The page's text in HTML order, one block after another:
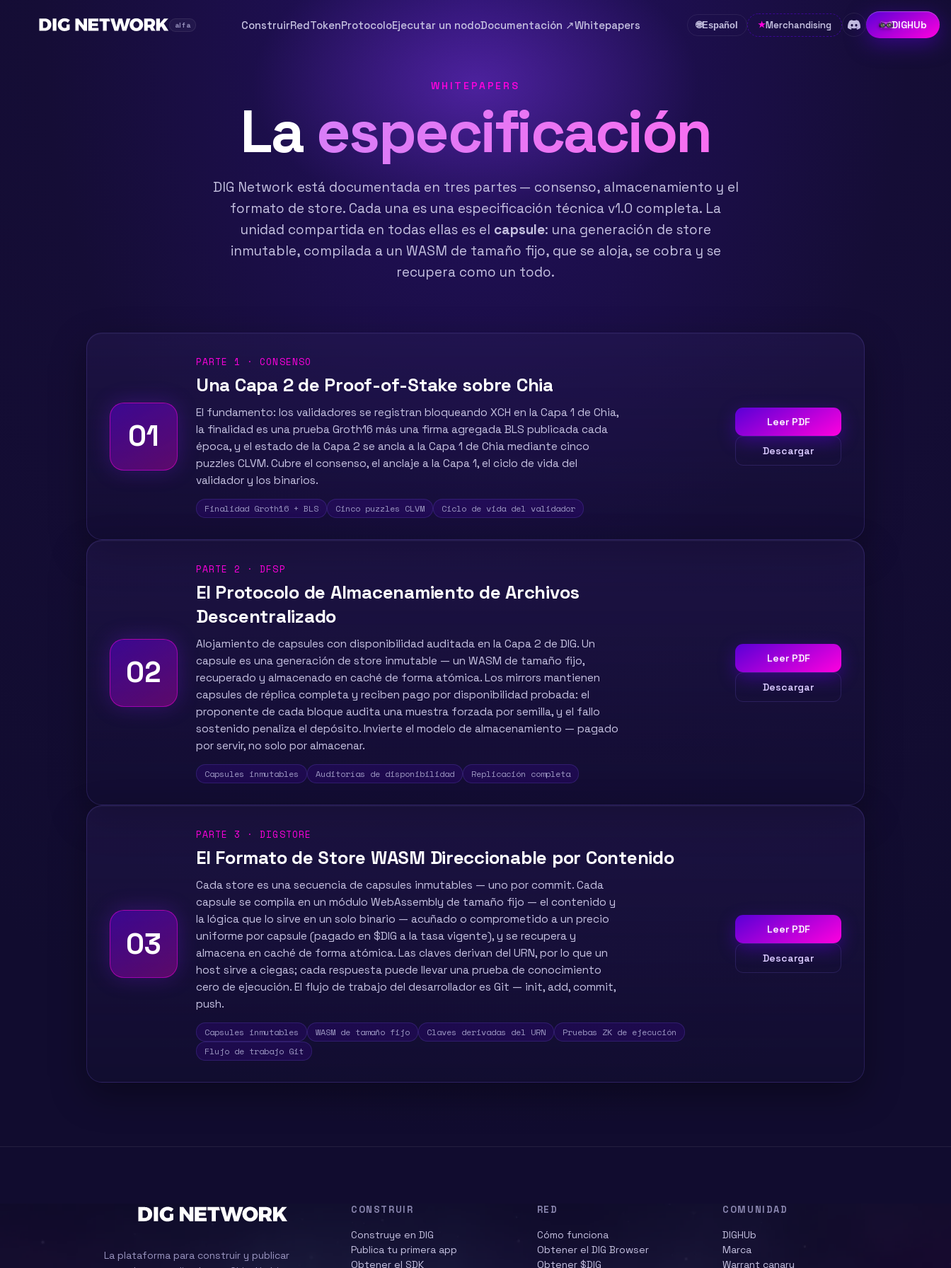
alfa ConstruirRedTokenProtocoloEjecutar un nodoDocumentación ↗Whitepapers 🌐Español ★Merchandising DIGHUb
WHITEPAPERS
La especificación
DIG Network está documentada en tres partes — consenso, almacenamiento y el
formato de store. Cada una es una especificación técnica v1.0 completa. La
unidad compartida en todas ellas es el capsule: una generación de store
inmutable, compilada a un WASM de tamaño fijo, que se aloja, se cobra y se
recupera como un todo.
01
PARTE 1 · CONSENSO
Una Capa 2 de Proof-of-Stake sobre Chia
El fundamento: los validadores se registran bloqueando XCH en la Capa 1 de Chia,
la finalidad es una prueba Groth16 más una firma agregada BLS publicada cada
época, y el estado de la Capa 2 se ancla a la Capa 1 de Chia mediante cinco
puzzles CLVM. Cubre el consenso, el anclaje a la Capa 1, el ciclo de vida del
validador y los binarios.
Finalidad Groth16 + BLS Cinco puzzles CLVM Ciclo de vida del validador
Leer PDF
Descargar
02
PARTE 2 · DFSP
El Protocolo de Almacenamiento de Archivos
Descentralizado
Alojamiento de capsules con disponibilidad auditada en la Capa 2 de DIG. Un
capsule es una generación de store inmutable — un WASM de tamaño fijo,
recuperado y almacenado en caché de forma atómica. Los mirrors mantienen
capsules de réplica completa y reciben pago por disponibilidad probada: el
proponente de cada bloque audita una muestra forzada por semilla, y el fallo
sostenido penaliza el depósito. Invierte el modelo de almacenamiento — pagado
por servir, no solo por almacenar.
Capsules inmutables Auditorías de disponibilidad Replicación completa
Leer PDF
Descargar
03
PARTE 3 · DIGSTORE
El Formato de Store WASM Direccionable por Contenido
Cada store es una secuencia de capsules inmutables — uno por commit. Cada
capsule se compila en un módulo WebAssembly de tamaño fijo — el contenido y
la lógica que lo sirve en un solo binario — acuñado o comprometido a un precio
uniforme por capsule (pagado en $DIG a la tasa vigente), y se recupera y
almacena en caché de forma atómica. Las claves derivan del URN, por lo que un
host sirve a ciegas; cada respuesta puede llevar una prueba de conocimiento
cero de ejecución. El flujo de trabajo del desarrollador es Git — init, add, commit,
push.
Capsules inmutables WASM de tamaño fijo Claves derivadas del URN
Pruebas ZK de ejecución
Flujo de trabajo Git
Leer PDF
Descargar
La plataforma para construir y publicar
CONSTRUIR
Construye en DIG
Publica tu primera app
Obtener el SDK
RED
Cómo funciona
Obtener el DIG Browser
Obtener $DIG
COMUNIDAD
DIGHUb
Marca
Warrant canary